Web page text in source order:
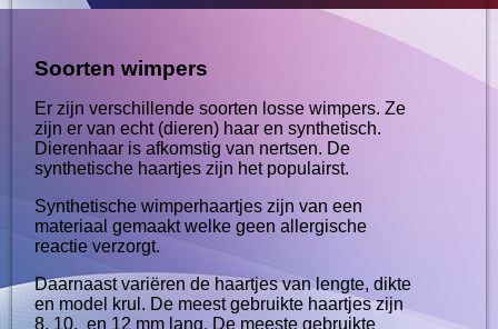
Soorten wimpers
Er zijn verschillende soorten losse wimpers. Ze
zijn er van echt (dieren) haar en synthetisch.
Dierenhaar is afkomstig van nertsen. De
synthetische haartjes zijn het populairst.
Synthetische wimperhaartjes zijn van een
materiaal gemaakt welke geen allergische
reactie verzorgt.
Daarnaast variëren de haartjes van lengte, dikte
en model krul. De meest gebruikte haartjes zijn
8, 10, en 12 mm lang. De meeste gebruikte